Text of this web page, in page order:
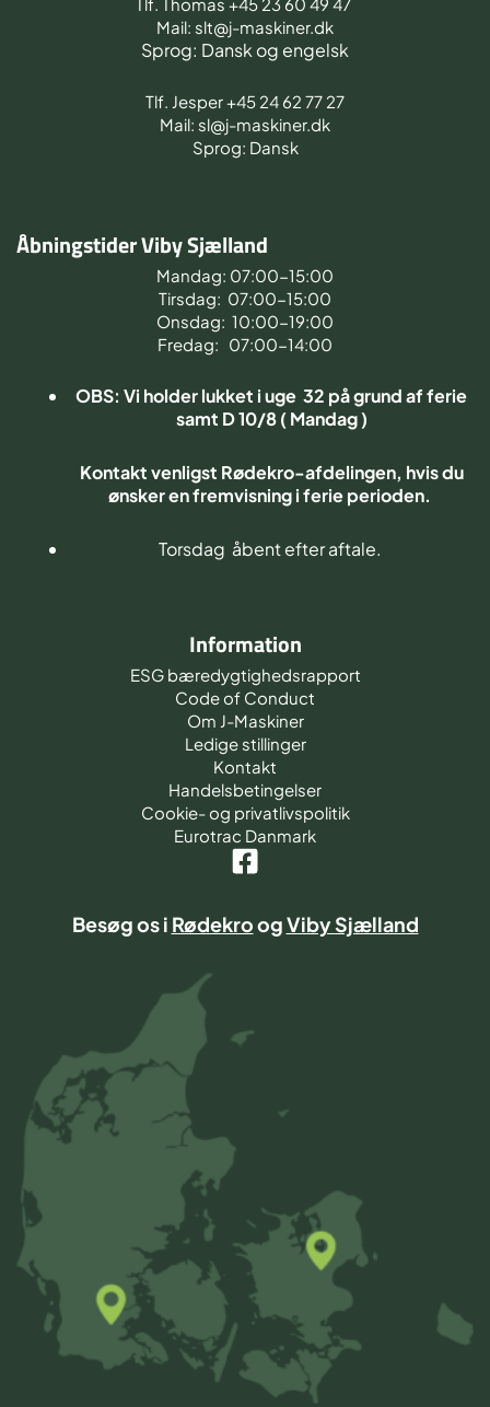
Mail: slt@j-maskiner.dk
Sprog: Dansk og engelsk
Tlf. Jesper +45 24 62 77 27
Mail: sl@j-maskiner.dk
Sprog: Dansk
Åbningstider Viby Sjælland
Mandag: 07:00-15:00
Tirsdag: 07:00-15:00
Onsdag: 10:00-19:00
Fredag: 07:00-14:00
OBS: Vi holder lukket i uge 32 på grund af ferie
samt D 10/8 ( Mandag )
Kontakt venligst Rødekro-afdelingen, hvis du
ønsker en fremvisning i ferie perioden.
Torsdag åbent efter aftale.
Information
ESG bæredygtighedsrapport
Code of Conduct
Om J-Maskiner
Ledige stillinger
Kontakt
Handelsbetingelser
Cookie- og privatlivspolitik
Eurotrac Danmark
Besøg os i RødekroogViby Sjælland